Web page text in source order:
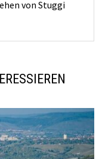
von Stuggi